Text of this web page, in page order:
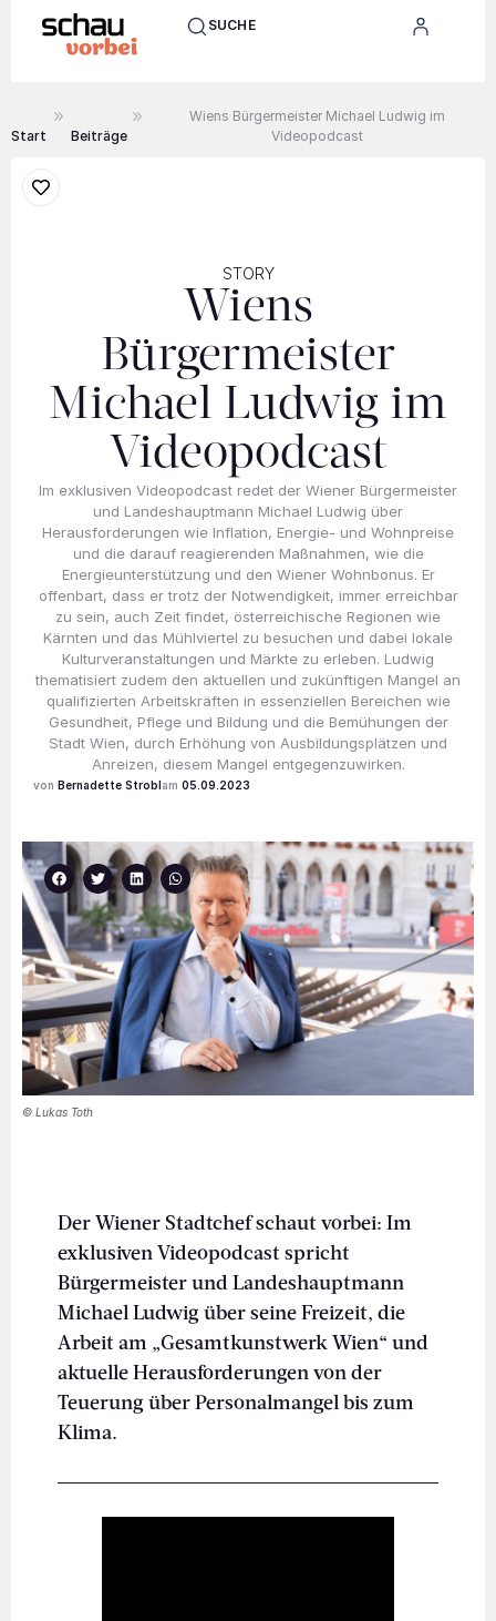
SUCHE
Start Beiträge
Wiens Bürgermeister Michael Ludwig im
Videopodcast
STORY
Wiens
Bürgermeister
Michael Ludwig im
Videopodcast
Im exklusiven Videopodcast redet der Wiener Bürgermeister
und Landeshauptmann Michael Ludwig über
Herausforderungen wie Inflation, Energie- und Wohnpreise
und die darauf reagierenden Maßnahmen, wie die
Energieunterstützung und den Wiener Wohnbonus. Er
offenbart, dass er trotz der Notwendigkeit, immer erreichbar
zu sein, auch Zeit findet, österreichische Regionen wie
Kärnten und das Mühlviertel zu besuchen und dabei lokale
Kulturveranstaltungen und Märkte zu erleben. Ludwig
thematisiert zudem den aktuellen und zukünftigen Mangel an
qualifizierten Arbeitskräften in essenziellen Bereichen wie
Gesundheit, Pflege und Bildung und die Bemühungen der
Stadt Wien, durch Erhöhung von Ausbildungsplätzen und
Anreizen, diesem Mangel entgegenzuwirken.
Bernadette Strobl 05.09.2023
© Lukas Toth
Der Wiener Stadtchef schaut vorbei: Im
exklusiven Videopodcast spricht
Bürgermeister und Landeshauptmann
Michael Ludwig über seine Freizeit, die
Arbeit am „Gesamtkunstwerk Wien“ und
aktuelle Herausforderungen von der
Teuerung über Personalmangel bis zum
Klima.